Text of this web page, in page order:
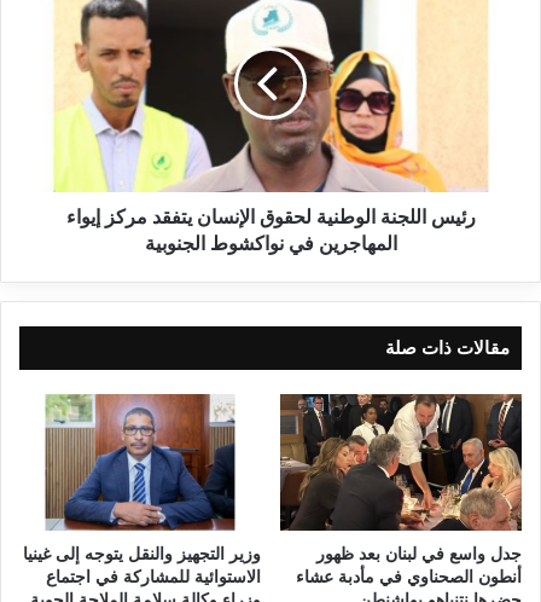
رئيس اللجنة الوطنية لحقوق الإنسان يتفقد مركز إيواء
المهاجرين في نواكشوط الجنوبية
مقالات ذات صلة
جدل واسع في لبنان بعد ظهور
أنطون الصحناوي في مأدبة عشاء
وزير التجهيز والنقل يتوجه إلى غينيا
الاستوائية للمشاركة في اجتماع